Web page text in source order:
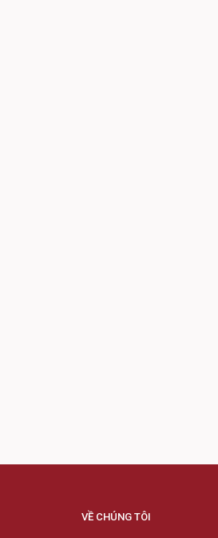
VỀ CHÚNG TÔI